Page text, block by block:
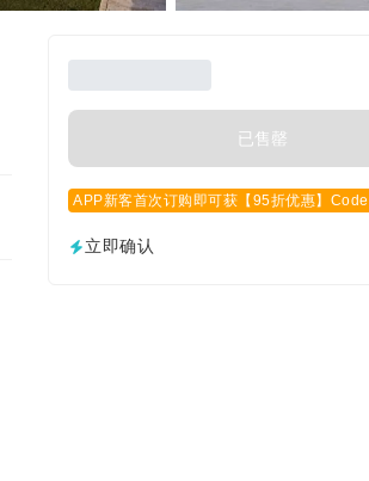
已售罄
APP新客首次订购即可获【95折优惠】Code
立即确认